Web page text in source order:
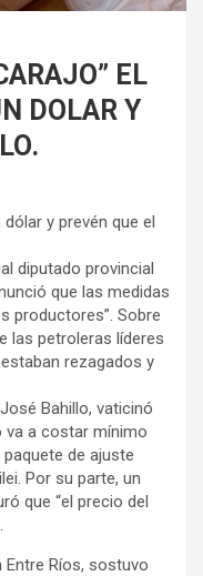
EL
DOLAR Y
y prevén que el
diputado provincial
que las medidas
productores”. Sobre
las petroleras líderes
rezagados y
Bahillo, vaticinó
va a costar mínimo
de ajuste
Por su parte, un
que “el precio del
Entre Ríos, sostuvo